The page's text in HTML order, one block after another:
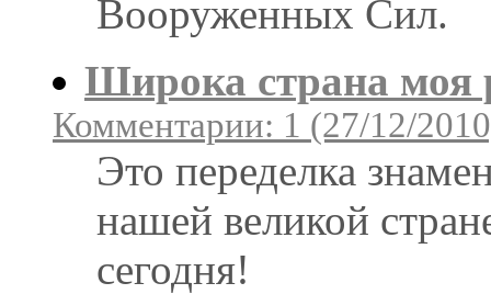
Вооруженных Сил.
Широка страна моя
Комментарии: 1 (27/12/
Это переделка
нашей великой
сегодня!